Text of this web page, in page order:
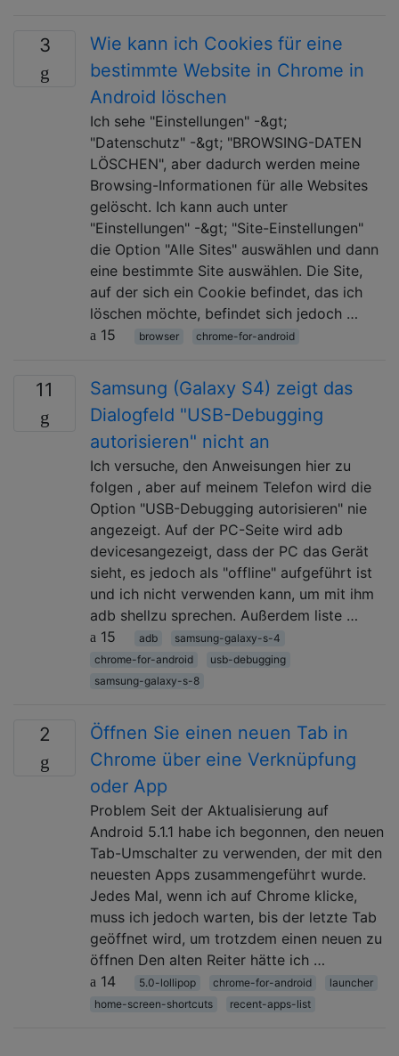
3
Wie kann ich Cookies für eine
bestimmte Website in Chrome in
Android löschen
Ich sehe "Einstellungen" -&gt;
"Datenschutz" -&gt; "BROWSING-DATEN
LÖSCHEN", aber dadurch werden meine
Browsing-Informationen für alle Websites
gelöscht. Ich kann auch unter
"Einstellungen" -&gt; "Site-Einstellungen"
die Option "Alle Sites" auswählen und dann
eine bestimmte Site auswählen. Die Site,
auf der sich ein Cookie befindet, das ich
löschen möchte, befindet sich jedoch …
15
browser chrome-for-android
11
Samsung (Galaxy S4) zeigt das
Dialogfeld "USB-Debugging
autorisieren" nicht an
Ich versuche, den Anweisungen hier zu
folgen , aber auf meinem Telefon wird die
Option "USB-Debugging autorisieren" nie
angezeigt. Auf der PC-Seite wird adb
devicesangezeigt, dass der PC das Gerät
sieht, es jedoch als "offline" aufgeführt ist
und ich nicht verwenden kann, um mit ihm
adb shellzu sprechen. Außerdem liste …
15
adb
samsung-galaxy-s-4
chrome-for-android
usb-debugging
samsung-galaxy-s-8
2
Öffnen Sie einen neuen Tab in
Chrome über eine Verknüpfung
oder App
Problem Seit der Aktualisierung auf
Android 5.1.1 habe ich begonnen, den neuen
Tab-Umschalter zu verwenden, der mit den
neuesten Apps zusammengeführt wurde.
Jedes Mal, wenn ich auf Chrome klicke,
muss ich jedoch warten, bis der letzte Tab
geöffnet wird, um trotzdem einen neuen zu
öffnen Den alten Reiter hätte ich …
14
5.0-lollipop chrome-for-android
launcher
home-screen-shortcuts
recent-apps-list